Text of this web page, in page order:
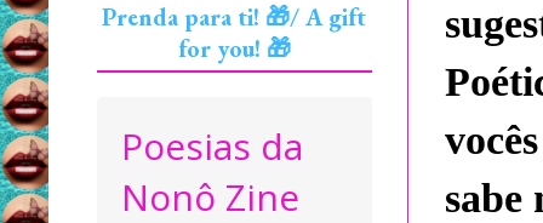
sabe
Prenda para ti! 🎁/ A gift
for you! 🎁
Poesias da
Nonô Zine